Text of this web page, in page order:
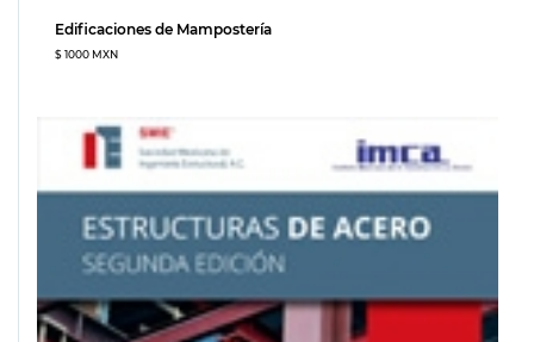
Edificaciones de Mampostería
$ 1000 MXN